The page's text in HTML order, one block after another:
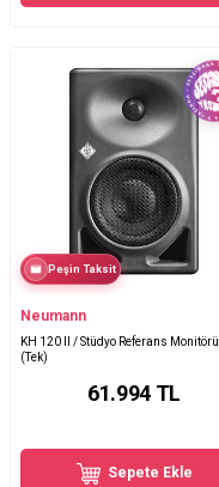
Peşin Taksit
Neumann
KH 120 II / Stüdyo Referans Monitörü
(Tek)
61.994TL
Sepete Ekle